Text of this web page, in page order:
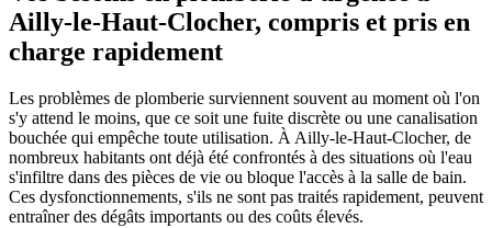
Ailly-le-Haut-Clocher, compris et pris en
charge rapidement
Les problèmes de plomberie surviennent souvent au moment où l'on
s'y attend le moins, que ce soit une fuite discrète ou une canalisation
bouchée qui empêche toute utilisation. À Ailly-le-Haut-Clocher, de
nombreux habitants ont déjà été confrontés à des situations où l'eau
s'infiltre dans des pièces de vie ou bloque l'accès à la salle de bain.
Ces dysfonctionnements, s'ils ne sont pas traités rapidement, peuvent
entraîner des dégâts importants ou des coûts élevés.